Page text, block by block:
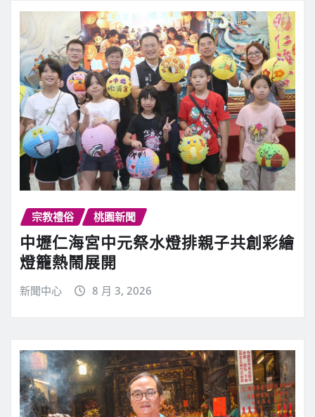
宗教禮俗 桃園新聞
中壢仁海宮中元祭水燈排親子共創彩繪
燈籠熱鬧展開
新聞中心 8 月 3, 2026